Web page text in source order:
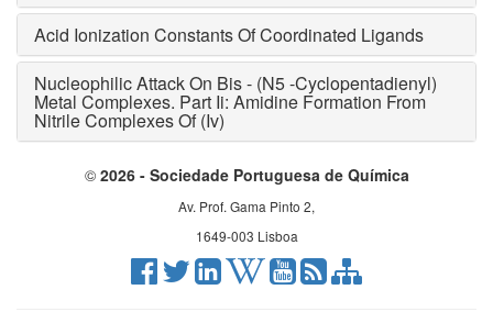
Acid Ionization Constants Of Coordinated Ligands
Nucleophilic Attack On Bis - (N5 -Cyclopentadienyl)
Metal Complexes. Part Ii: Amidine Formation From
Nitrile Complexes Of (Iv)
© 2026 - Sociedade Portuguesa de Química
Av. Prof. Gama Pinto 2,
1649-003 Lisboa